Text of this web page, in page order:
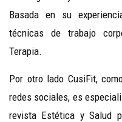
Basada en su
técnicas de trabajo
Terapia.
Por otro lado CusiFit,
redes sociales, es
revista Estética y Salud